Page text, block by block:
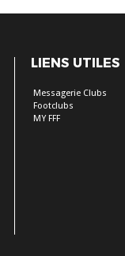
LIENS UTILES
Messagerie Clubs
Footclubs
MY FFF